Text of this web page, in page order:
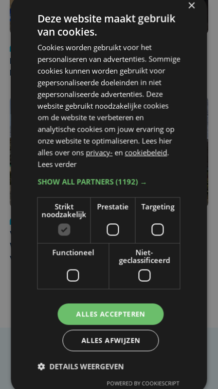
Nieuws
di 4 augustus | 09:32
Man en vrouw dood aangetroffen in woning in Sint-
Pieters Brugge
wo 5 augustus | 11:57
Vier Oostendse gynaecologen versterken dienst in AZ
West, dat ook een nieuwe voltijdse gynaecoloog
verwelkomt
Taalfout opgemerkt?
Heb je een taal- of schrijffout opgemerkt in dit
artikel?
×
Deze website maakt gebruik
van cookies.
Cookies worden gebruikt voor het
personaliseren van advertenties. Sommige
cookies kunnen worden gebruikt voor
gepersonaliseerde doeleinden in niet
gepersonaliseerde advertenties. Deze
website gebruikt noodzakelijke cookies
om de website te verbeteren en
analytische cookies om jouw ervaring op
onze website te optimaliseren. Lees hier
alles over ons privacy- en cookiebeleid.
Lees verder
SHOW ALL PARTNERS(1192) →
Strikt
noodzakelijk
Prestatie Targeting
Functioneel
Niet-
geclassificeerd
ALLES ACCEPTEREN
ALLES AFWIJZEN
DETAILS WEERGEVEN
POWERED BY COOKIESCRIPT